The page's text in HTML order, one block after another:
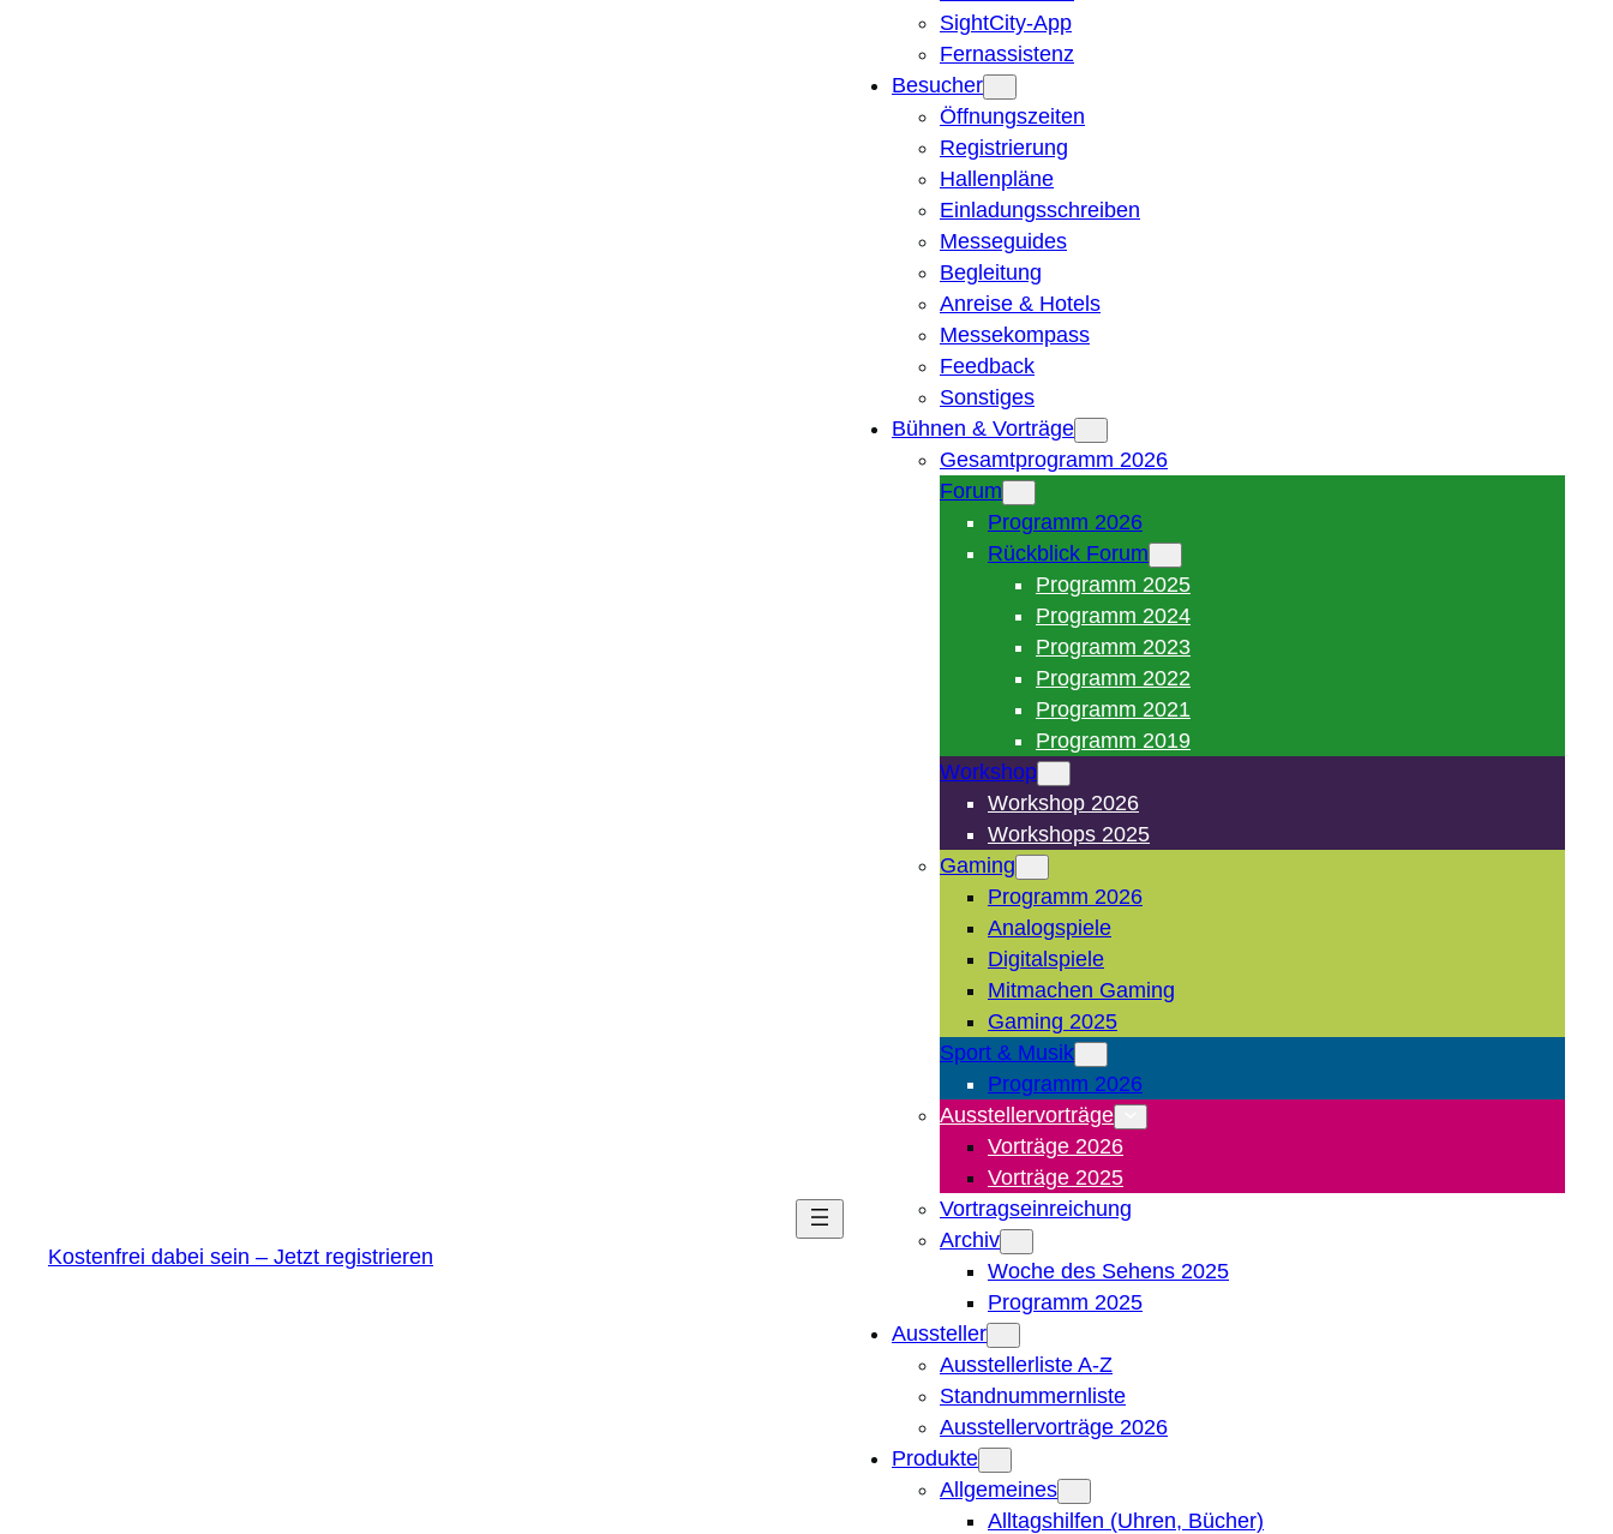
Kostenfrei dabei sein – Jetzt registrieren
SightCity-App
Fernassistenz
Besucher
Öffnungszeiten
Registrierung
Hallenpläne
Einladungsschreiben
Messeguides
Begleitung
Anreise & Hotels
Messekompass
Feedback
Sonstiges
Bühnen & Vorträge
Gesamtprogramm 2026
Forum
Programm 2026
Rückblick Forum
Programm 2025
Programm 2024
Programm 2023
Programm 2022
Programm 2021
Programm 2019
Workshop
Workshop 2026
Workshops 2025
Gaming
Programm 2026
Analogspiele
Digitalspiele
Mitmachen Gaming
Gaming 2025
Sport & Musik
Programm 2026
Ausstellervorträge
Vorträge 2026
Vorträge 2025
Vortragseinreichung
Archiv
Woche des Sehens 2025
Programm 2025
Aussteller
Ausstellerliste A-Z
Standnummernliste
Ausstellervorträge 2026
Produkte
Allgemeines
Alltagshilfen (Uhren, Bücher)